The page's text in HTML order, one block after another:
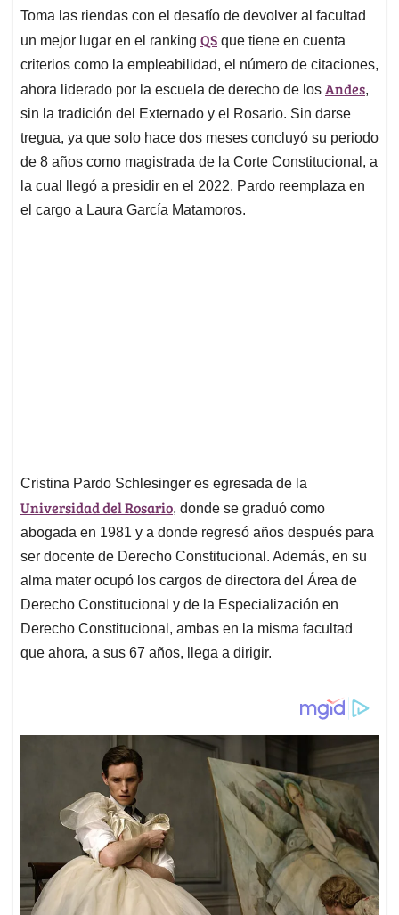
Toma las riendas con el desafío de devolver al facultad
un mejor lugar en el ranking QS que tiene en cuenta
criterios como la empleabilidad, el número de citaciones,
ahora liderado por la escuela de derecho de los Andes,
sin la tradición del Externado y el Rosario. Sin darse
tregua, ya que solo hace dos meses concluyó su periodo
de 8 años como magistrada de la Corte Constitucional, a
la cual llegó a presidir en el 2022, Pardo reemplaza en
el cargo a Laura García Matamoros.
Cristina Pardo Schlesinger es egresada de la
Universidad del Rosario, donde se graduó como
abogada en 1981 y a donde regresó años después para
ser docente de Derecho Constitucional. Además, en su
alma mater ocupó los cargos de directora del Área de
Derecho Constitucional y de la Especialización en
Derecho Constitucional, ambas en la misma facultad
que ahora, a sus 67 años, llega a dirigir.